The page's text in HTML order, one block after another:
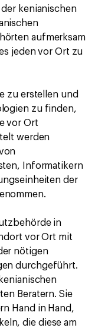
kenianischen
aufmerksam
jeden vor Ort zu
zu erstellen und
zu finden,
vor Ort
werden
Informatikern
der
in
vor Ort mit
nötigen
durchgeführt.
Beratern. Sie
Hand in Hand,
die diese am